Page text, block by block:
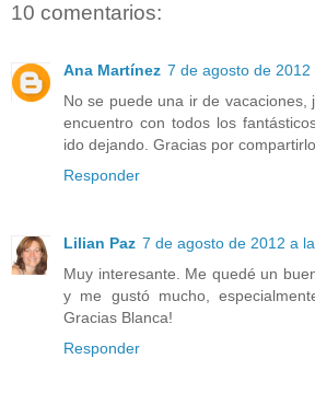
10 comentarios:
Ana Martínez 7 de agosto de 2012
No se puede una ir de vacaciones,
encuentro con todos los
ido dejando. Gracias por
Responder
Lilian Paz 7 de agosto de 2012 a
Muy interesante. Me quedé un
y me gustó mucho,
Gracias Blanca!
Responder